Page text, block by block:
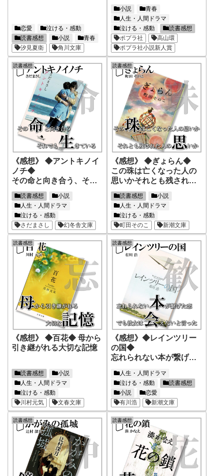
恋愛
泣ける・感動
読書感想
小説
青春
汐見夏衛
角川文庫
小説
青春
人生・人間ドラマ
泣ける・感動
読書感想
ポプラ社
高山環
ポプラ社小説新人賞
読書感想
《感想》 ◆アントキノイ
ノチ◆
その命と向き合う、それ
でも生きている
読書感想
小説
人生・人間ドラマ
泣ける・感動
さだまさし
幻冬舎文庫
読書感想
《感想》 ◆ぎょらん◆
この珠は亡くなった人の
思いかそれとも残された
人の思いか
読書感想
小説
人生・人間ドラマ
泣ける・感動
町田そのこ
新潮文庫
読書感想
《感想》 ◆百花◆ 母から
引き継がれる大切な記憶
読書感想
小説
人生・人間ドラマ
泣ける・感動
川村元気
文春文庫
読書感想
《感想》◆レインツリー
の国◆
忘れられない本が繋げた
と言った
人生・人間ドラマ
泣ける・感動
読書感想
小説
恋愛
有川浩
新潮文庫
読書感想 読書感想